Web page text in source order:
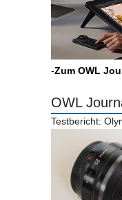
-Zum OWL
OWL
Testbericht: